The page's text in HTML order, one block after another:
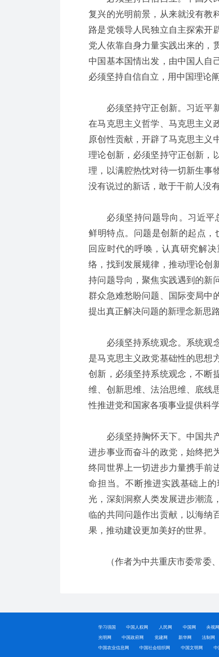
复兴的光明前景，从来就没有教
路是党领导人民独立自主探索开
党人依靠自身力量实践出来的，
中国基本国情出发，由中国人自
必须坚持自信自立，用中国理论
必须坚持守正创新。习近平新
在马克思主义哲学、马克思主义
原创性贡献，开辟了马克思主义
理论创新，必须坚持守正创新，
理，以满腔热忱对待一切新生事
没有说过的新话，敢于干前人没
必须坚持问题导向。习近平
鲜明特点。问题是创新的起点
回应时代的呼唤，认真研究解
络，找到发展规律，推动理论创
持问题导向，聚焦实践遇到的新
群众急难愁盼问题、国际变局中
提出真正解决问题的新理念新思
必须坚持系统观念。系统观念
是马克思主义政党基础性的思想
创新，必须坚持系统观念，不断
维、创新思维、法治思维、底线
性推进党和国家各项事业提供科
必须坚持胸怀天下。中国共产
进步事业而奋斗的政党，始终把
终同世界上一切进步力量携手前
命担当。不断推进实践基础上
光，深刻洞察人类发展进步潮流
临的共同问题作出贡献，以海纳
果，推动建设更加美好的世界。
（作者为中共重庆市委常委
学习强国 中国人权网 人民网 中国网 央视
光明网 中国政府网 党建网 新华网 法制网
中国农业信息网 中国社会组织网 中国文明网 中